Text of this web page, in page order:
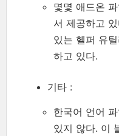
몇몇 애드온
서 제공하고
있는 헬퍼 유
하고 있다.
기타 :
한국어 언어
있지 않다. 이